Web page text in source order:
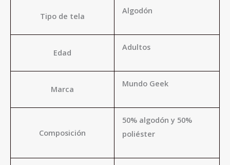
Tipo de tela
Algodón
Edad
Adultos
Marca
Mundo Geek
Composición
50% algodón y 50%
poliéster